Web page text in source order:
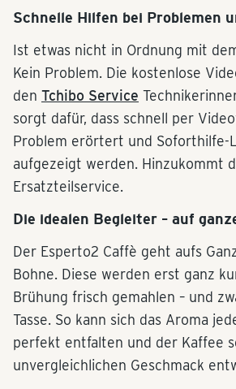
Schnelle Hilfen bei Problemen
Ist etwas nicht in Ordnung mit
Kein Problem. Die kostenlose
den Tchibo Service
sorgt dafür, dass schnell per
Problem erörtert und Soforthilfe-
aufgezeigt werden. Hinzukommt
Ersatzteilservice.
Die idealen Begleiter – auf
Der Esperto2 Caffè geht aufs
Bohne. Diese werden erst ganz
Brühung frisch gemahlen – und
Tasse. So kann sich das Aroma
perfekt entfalten und der Kaffee
unvergleichlichen Geschmack